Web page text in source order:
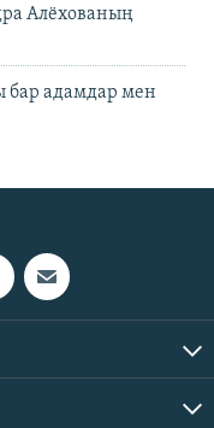
Алёхованың
бар адамдар мен